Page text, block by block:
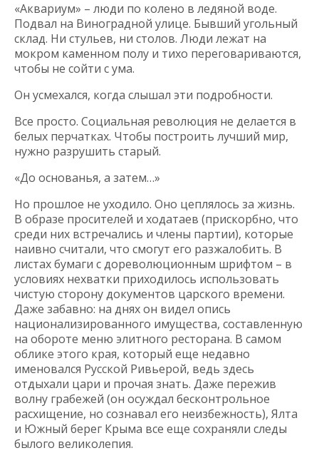
«Аквариум» – люди по колено в ледяной воде.
Подвал на Виноградной улице. Бывший угольный
склад. Ни стульев, ни столов. Люди лежат на
мокром каменном полу и тихо переговариваются,
чтобы не сойти с ума.
Он усмехался, когда слышал эти подробности.
Все просто. Социальная революция не делается в
белых перчатках. Чтобы построить лучший мир,
нужно разрушить старый.
«До основанья, а затем…»
Но прошлое не уходило. Оно цеплялось за жизнь.
В образе просителей и ходатаев (прискорбно, что
среди них встречались и члены партии), которые
наивно считали, что смогут его разжалобить. В
листах бумаги с дореволюционным шрифтом – в
условиях нехватки приходилось использовать
чистую сторону документов царского времени.
Даже забавно: на днях он видел опись
национализированного имущества, составленную
на обороте меню элитного ресторана. В самом
облике этого края, который еще недавно
именовался Русской Ривьерой, ведь здесь
отдыхали цари и прочая знать. Даже пережив
волну грабежей (он осуждал бесконтрольное
расхищение, но сознавал его неизбежность), Ялта
и Южный берег Крыма все еще сохраняли следы
былого великолепия.